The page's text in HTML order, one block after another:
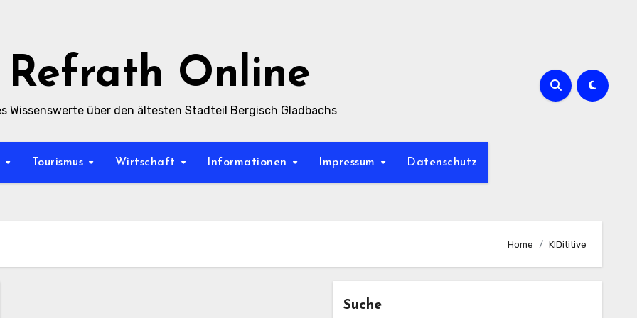
Refrath Online
Wissenswerte über den ältesten Stadteil Bergisch Gladbachs
Tourismus Wirtschaft Informationen Impressum Datenschutz
Home KIDititive
Suche